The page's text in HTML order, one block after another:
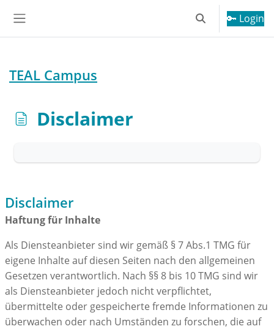
Sucheingabe
🔑 Login
TEAL Campus
Disclaimer
Abschlussbedingungen
Disclaimer
Haftung für Inhalte
Als Diensteanbieter sind wir gemäß § 7 Abs.1 TMG für
eigene Inhalte auf diesen Seiten nach den allgemeinen
Gesetzen verantwortlich. Nach §§ 8 bis 10 TMG sind wir
als Diensteanbieter jedoch nicht verpflichtet,
übermittelte oder gespeicherte fremde Informationen zu
überwachen oder nach Umständen zu forschen, die auf